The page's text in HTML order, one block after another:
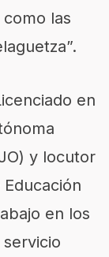
las
en
y locutor
en los